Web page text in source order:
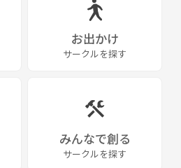
お出かけ
サークルを探す
みんなで創る
サークルを探す